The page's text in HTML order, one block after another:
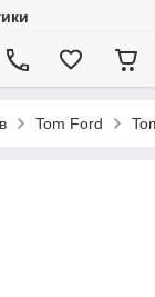
Tom Ford